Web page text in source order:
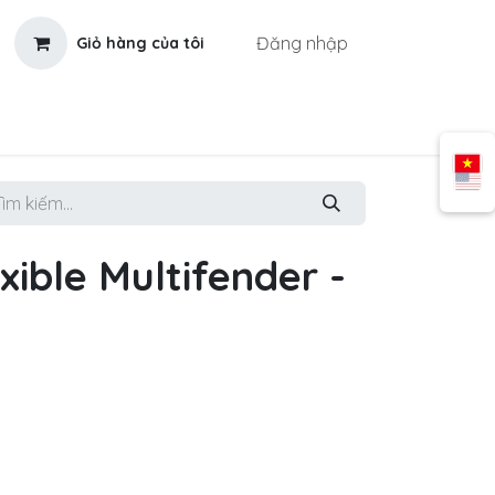
Giỏ hàng của tôi Đăng nhập
Multifender -